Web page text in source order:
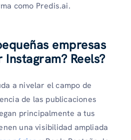
como Predis.ai.
empresas
Reels?
a nivelar el campo de
de las publicaciones
principalmente a tus
una visibilidad ampliada